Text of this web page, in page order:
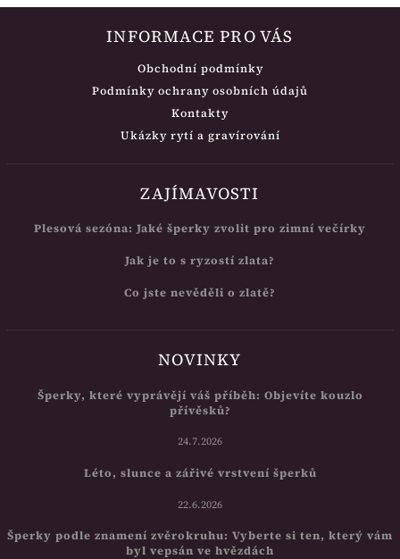
INFORMACE PRO VÁS
Obchodní podmínky
Podmínky ochrany osobních údajů
Kontakty
Ukázky rytí a gravírování
ZAJÍMAVOSTI
Plesová sezóna: Jaké šperky zvolit pro zimní večírky
Jak je to s ryzostí zlata?
Co jste nevěděli o zlatě?
NOVINKY
Šperky, které vyprávějí váš příběh: Objevíte kouzlo
přívěsků?
24.7.2026
Léto, slunce a zářivé vrstvení šperků
22.6.2026
Šperky podle znamení zvěrokruhu: Vyberte si ten, který vám
byl vepsán ve hvězdách